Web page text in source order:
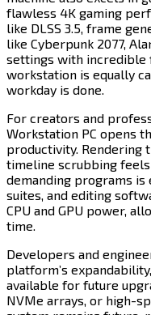
flawless 4K gaming
like DLSS 3.5, frame
like Cyberpunk 2077,
settings with incredible
workstation is equally
workday is done.​​​​‌ ‍ ​‍​‍‌‍ ‌ ​‍‌‍‍‌‌‍‌ ‌‍‍‌‌‍ ‍​‍​‍​ ‍‍​‍​‍‌ ​ ‌‍​‌‌‍ ‍‌‍‍‌‌ ‌​‌ ‍‌​‍ ‍‌‍‍‌‌‍ ​‍​‍​‍ ​​‍​‍‌‍‍​‌ ​‍‌‍‌‌‌‍‌‍​‍​‍​ ‍‍​‍​‍​‍ ‌‍​‌‌‍‌​‌‍ ‌‌‍‍‌‌‍ ‍​‍ ‌‍‍‌‌‍ ‍‌ ‌​‌‍‌‌‌‍ ‍‌ ‌​​‍ ‌‍‌‌‌‍‌​‌‍‍‌‌ ‌​​‍ ‌‍ ‌‌‍ ‌‍‌​‌‍‌‌​ ‌‌ ​​‌ ​‍‌‍‌‌‌ ​ ‌‍‌‌‌‍ ‍‌ ‌​‌‍​‌‌ ‌​‌‍‍‌‌‍ ‌‍ ‍​ ‍ ‌‍‍‌‌‍‌​​ ‌​ ‌ ​ ​ ‌‍‌‌​ ​ ​ ‌​‌‍‌‌​ ‌‍​ ‌‍​‍ ‌​ ‌‌​ ‌‌​ ‌ ​ ​​​‍ ‌​ ‌​​ ‌‍‌‍​ ‌‍​‍​‍ ‌‌‍​‍‌‍‌‍​ ‍​​ ‌ ​‍ ‌​ ​‍‌‍​ ​ ‌‌​ ‌​​ ‍‌​ ‌‌‌‍‌​​ ​ ​ ‌ ​ ‍​​ ‌‍​ ‌​​ ‍ ‌ ‌​‌ ‍‌‌ ​​‌‍‌‌​ ‌‌‍​‍‌ ‌‌‌‍‍‌‌‍ ​‌‍‌​​ ‍ ‌ ​​‌‍​‌‌ ‌​‌‍‍​​ ‌‌‍‍‌​ ​‌​ ‍​‌‍ ‍‌‌ ‌‍ ​‌‍ ‌‍ ‍‌‍‌ ‌‌ ‌‍‌​‌‍‌‌‌ ​ ‌‍​ ​‍‌‌​ ‌‌‌​​‍‌‌ ‌‍‍ ‌‍‌‌‌ ‍‌​‍‌‌​ ​ ‌​‌​​‍‌‌​ ​ ‌​‌​​‍‌‌​ ​‍​ ​‍‌‍‌‌‌‍ ‍​‍‌‌​ ​‍​ ​‍​‍‌‌​ ‌‌‌​‌​​‍ ‍‌ ‌‍‌‍​‌‌‍ ​‌ ‌‌‌‍‌‌​‍‌‌​ ‌‌‌​​‍‌‌ ‌‍‍ ‌‍‌‌‌ ‍‌​‍‌‌​ ​ ‌​‌​​‍‌‌​ ​ ‌​‌​​‍‌‌​ ​‍​ ​‍​ ‌​‌‍‌​​ ​‍​ ‍‌‌‍‌‍‌‍​‌‌‍​‍​ ‌ ‌‍​‌​ ‍​‌‍‌‍​ ‍‌​‍‌‌​ ​‍​ ​‍​‍‌‌​ ‌‌‌​‌​​‍ ‍‌‍​ ‌‍‍​‌‍‍‌‌‍ ​‌‍‌​‌ ​‍‌‍‌‌‌‍ ‍​‍‌‌​ ‌‌‌​​‍‌‌ ‌‍‍ ‌‍‌‌‌ ‍‌​‍‌‌​ ​ ‌​‌​​‍‌‌​ ​ ‌​‌​​‍‌‌​ ​‍​ ​‍​ ​​​ ‌​​ ‍​​ ​​‌‍​‍‌‍​‌‌‍​ ​ ‍​​ ‍​​ ‌​‌‍​‍​ ​‍​‍‌‌​ ​‍​ ​‍​‍‌‌​ ‌‌‌​‌​​‍ ‍‌ ‌​‌‍‌‌‌ ‍​‌ ‌​​ ‌‍​‍‌‍​‌‌ ​ ‌‍‌‌‌‌‌‌‌ ​‍‌‍ ​​ ‌​‍‌‌​ ​‍‌​‌‍‌‍​‌‌‍‌​‌‍ ‌‌‍‍‌‌‍ ‍​‍‌‍‌‍‍‌‌‍‌​​ ‌​ ‌ ​ ​ ‌‍‌‌​ ​ ​ ‌​‌‍‌‌​ ‌‍​ ‌‍​‍ ‌​ ‌‌​ ‌‌​ ‌ ​ ​​​‍ ‌​ ‌​​ ‌‍‌‍​ ‌‍​‍​‍ ‌‌‍​‍‌‍‌‍​ ‍​​ ‌ ​‍ ‌​ ​‍‌‍​ ​ ‌‌​ ‌​​ ‍‌​ ‌‌‌‍‌​​ ​ ​ ‌ ​ ‍​​ ‌‍​ ‌​​‍‌‍‌ ‌​‌ ‍‌‌ ​​‌‍‌‌​ ‌‌‍​‍‌ ‌‌‌‍‍‌‌‍ ​‌‍‌​​‍‌‍‌ ​​‌‍​‌‌ ‌​‌‍‍​​ ‌‌‍‍‌​ ​‌​ ‍​‌‍ ‍‌‌ ‌‍ ​‌‍ ‌‍ ‍‌‍‌ ‌‌ ‌‍‌​‌‍‌‌‌ ​ ‌‍​ ​‍‌‌​ ‌‌‌​​‍‌‌ ‌‍‍ ‌‍‌‌‌ ‍‌​‍‌‌​ ​ ‌​‌​​‍‌‌​ ​ ‌​‌​​‍‌‌​ ​‍​ ​‍‌‍‌‌‌‍ ‍​‍‌‌​ ​‍​ ​‍​‍‌‌​ ‌‌‌​‌​​‍ ‍‌ ‌‍‌‍​‌‌‍ ​‌ ‌‌‌‍‌‌​‍‌‌​ ‌‌‌​​‍‌‌ ‌‍‍ ‌‍‌‌‌ ‍‌​‍‌‌​ ​ ‌​‌​​‍‌‌​ ​ ‌​‌​​‍‌‌​ ​‍​ ​‍​ ‌​‌‍‌​​ ​‍​ ‍‌‌‍‌‍‌‍​‌‌‍​‍​ ‌ ‌‍​‌​ ‍​‌‍‌‍​ ‍‌​‍‌‌​ ​‍​ ​‍​‍‌‌​ ‌‌‌​‌​​‍ ‍‌‍​ ‌‍‍​‌‍‍‌‌‍ ​‌‍‌​‌ ​‍‌‍‌‌‌‍ ‍​‍‌‌​ ‌‌‌​​‍‌‌ ‌‍‍ ‌‍‌‌‌ ‍‌​‍‌‌​ ​ ‌​‌​​‍‌‌​ ​ ‌​‌​​‍‌‌​ ​‍​ ​‍​ ​​​ ‌​​ ‍​​ ​​‌‍​‍‌‍​‌‌‍​ ​ ‍​​ ‍​​ ‌​‌‍​‍​ ​‍​‍‌‌​ ​‍​ ​‍​‍‌‌​ ‌‌‌​‌​​‍ ‍‌ ‌​‌‍‌‌‌ ‍​‌ ‌​​‍‌‍‌ ​​‌‍‌‌‌ ​‍‌ ​ ‌ ​​‌‍‌‌‌‍​ ‌ ‌​‌‍‍‌‌ ‌‍‌‍‌‌​ ‌‌ ​​‌ ‌‌‌‍​‍‌‍ ​‌‍‍‌‌ ​ ‌‍‍​‌‍‌‌‌‍‌​​‍​‍‌ ‌
For creators and
Workstation PC opens
productivity. Rendering
timeline scrubbing
demanding programs
suites, and editing
CPU and GPU power,
time.​​​​‌ ‍ ​‍​‍‌‍ ‌ ​‍‌‍‍‌‌‍‌ ‌‍‍‌‌‍ ‍​‍​‍​ ‍‍​‍​‍‌ ​ ‌‍​‌‌‍ ‍‌‍‍‌‌ ‌​‌ ‍‌​‍ ‍‌‍‍‌‌‍ ​‍​‍​‍ ​​‍​‍‌‍‍​‌ ​‍‌‍‌‌‌‍‌‍​‍​‍​ ‍‍​‍​‍​‍ ‌‍​‌‌‍‌​‌‍ ‌‌‍‍‌‌‍ ‍​‍ ‌‍‍‌‌‍ ‍‌ ‌​‌‍‌‌‌‍ ‍‌ ‌​​‍ ‌‍‌‌‌‍‌​‌‍‍‌‌ ‌​​‍ ‌‍ ‌‌‍ ‌‍‌​‌‍‌‌​ ‌‌ ​​‌ ​‍‌‍‌‌‌ ​ ‌‍‌‌‌‍ ‍‌ ‌​‌‍​‌‌ ‌​‌‍‍‌‌‍ ‌‍ ‍​ ‍ ‌‍‍‌‌‍‌​​ ‌​ ‌ ​ ​ ‌‍‌‌​ ​ ​ ‌​‌‍‌‌​ ‌‍​ ‌‍​‍ ‌​ ‌‌​ ‌‌​ ‌ ​ ​​​‍ ‌​ ‌​​ ‌‍‌‍​ ‌‍​‍​‍ ‌‌‍​‍‌‍‌‍​ ‍​​ ‌ ​‍ ‌​ ​‍‌‍​ ​ ‌‌​ ‌​​ ‍‌​ ‌‌‌‍‌​​ ​ ​ ‌ ​ ‍​​ ‌‍​ ‌​​ ‍ ‌ ‌​‌ ‍‌‌ ​​‌‍‌‌​ ‌‌‍​‍‌ ‌‌‌‍‍‌‌‍ ​‌‍‌​​ ‍ ‌ ​​‌‍​‌‌ ‌​‌‍‍​​ ‌‌‍‍‌​ ​‌​ ‍​‌‍ ‍‌‌ ‌‍ ​‌‍ ‌‍ ‍‌‍‌ ‌‌ ‌‍‌​‌‍‌‌‌ ​ ‌‍​ ​‍‌‌​ ‌‌‌​​‍‌‌ ‌‍‍ ‌‍‌‌‌ ‍‌​‍‌‌​ ​ ‌​‌​​‍‌‌​ ​ ‌​‌​​‍‌‌​ ​‍​ ​‍‌‍‌‌‌‍ ‍​‍‌‌​ ​‍​ ​‍​‍‌‌​ ‌‌‌​‌​​‍ ‍‌ ‌‍‌‍​‌‌‍ ​‌ ‌‌‌‍‌‌​‍‌‌​ ‌‌‌​​‍‌‌ ‌‍‍ ‌‍‌‌‌ ‍‌​‍‌‌​ ​ ‌​‌​​‍‌‌​ ​ ‌​‌​​‍‌‌​ ​‍​ ​‍‌‍‌‍‌‍​‌‌‍‌‍​ ‍​‌‍‌​‌‍‌‌​ ‌​‌‍‌​​ ‌ ‌‍‌​​ ‌ ​ ​ ​‍‌‌​ ​‍​ ​‍​‍‌‌​ ‌‌‌​‌​​‍ ‍‌‍​ ‌‍‍​‌‍‍‌‌‍ ​‌‍‌​‌ ​‍‌‍‌‌‌‍ ‍​‍‌‌​ ‌‌‌​​‍‌‌ ‌‍‍ ‌‍‌‌‌ ‍‌​‍‌‌​ ​ ‌​‌​​‍‌‌​ ​ ‌​‌​​‍‌‌​ ​‍​ ​‍​ ‌‌‌‍‌​‌‍​‌​ ​‍‌‍​‌‌‍‌‍​ ‍‌​ ​‌​ ‌ ​ ‌‌‌‍​‌​ ‌‌​‍‌‌​ ​‍​ ​‍​‍‌‌​ ‌‌‌​‌​​‍ ‍‌ ‌​‌‍‌‌‌ ‍​‌ ‌​​ ‌‍​‍‌‍​‌‌ ​ ‌‍‌‌‌‌‌‌‌ ​‍‌‍ ​​ ‌​‍‌‌​ ​‍‌​‌‍‌‍​‌‌‍‌​‌‍ ‌‌‍‍‌‌‍ ‍​‍‌‍‌‍‍‌‌‍‌​​ ‌​ ‌ ​ ​ ‌‍‌‌​ ​ ​ ‌​‌‍‌‌​ ‌‍​ ‌‍​‍ ‌​ ‌‌​ ‌‌​ ‌ ​ ​​​‍ ‌​ ‌​​ ‌‍‌‍​ ‌‍​‍​‍ ‌‌‍​‍‌‍‌‍​ ‍​​ ‌ ​‍ ‌​ ​‍‌‍​ ​ ‌‌​ ‌​​ ‍‌​ ‌‌‌‍‌​​ ​ ​ ‌ ​ ‍​​ ‌‍​ ‌​​‍‌‍‌ ‌​‌ ‍‌‌ ​​‌‍‌‌​ ‌‌‍​‍‌ ‌‌‌‍‍‌‌‍ ​‌‍‌​​‍‌‍‌ ​​‌‍​‌‌ ‌​‌‍‍​​ ‌‌‍‍‌​ ​‌​ ‍​‌‍ ‍‌‌ ‌‍ ​‌‍ ‌‍ ‍‌‍‌ ‌‌ ‌‍‌​‌‍‌‌‌ ​ ‌‍​ ​‍‌‌​ ‌‌‌​​‍‌‌ ‌‍‍ ‌‍‌‌‌ ‍‌​‍‌‌​ ​ ‌​‌​​‍‌‌​ ​ ‌​‌​​‍‌‌​ ​‍​ ​‍‌‍‌‌‌‍ ‍​‍‌‌​ ​‍​ ​‍​‍‌‌​ ‌‌‌​‌​​‍ ‍‌ ‌‍‌‍​‌‌‍ ​‌ ‌‌‌‍‌‌​‍‌‌​ ‌‌‌​​‍‌‌ ‌‍‍ ‌‍‌‌‌ ‍‌​‍‌‌​ ​ ‌​‌​​‍‌‌​ ​ ‌​‌​​‍‌‌​ ​‍​ ​‍‌‍‌‍‌‍​‌‌‍‌‍​ ‍​‌‍‌​‌‍‌‌​ ‌​‌‍‌​​ ‌ ‌‍‌​​ ‌ ​ ​ ​‍‌‌​ ​‍​ ​‍​‍‌‌​ ‌‌‌​‌​​‍ ‍‌‍​ ‌‍‍​‌‍‍‌‌‍ ​‌‍‌​‌ ​‍‌‍‌‌‌‍ ‍​‍‌‌​ ‌‌‌​​‍‌‌ ‌‍‍ ‌‍‌‌‌ ‍‌​‍‌‌​ ​ ‌​‌​​‍‌‌​ ​ ‌​‌​​‍‌‌​ ​‍​ ​‍​ ‌‌‌‍‌​‌‍​‌​ ​‍‌‍​‌‌‍‌‍​ ‍‌​ ​‌​ ‌ ​ ‌‌‌‍​‌​ ‌‌​‍‌‌​ ​‍​ ​‍​‍‌‌​ ‌‌‌​‌​​‍ ‍‌ ‌​‌‍‌‌‌ ‍​‌ ‌​​‍‌‍‌ ​​‌‍‌‌‌ ​‍‌ ​ ‌ ​​‌‍‌‌‌‍​ ‌ ‌​‌‍‍‌‌ ‌‍‌‍‌‌​ ‌‌ ​​‌ ‌‌‌‍​‍‌‍ ​‌‍‍‌‌ ​ ‌‍‍​‌‍‌‌‌‍‌​​‍​‍‌ ‌
Developers and
platform’s
available for future
NVMe arrays, or high-